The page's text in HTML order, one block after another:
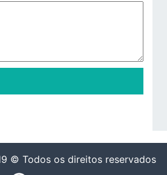
© Todos os direitos reservados